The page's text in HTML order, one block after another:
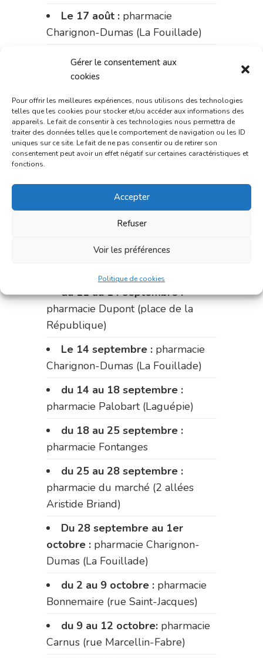
Gérer le consentement aux
cookies
Pour offrir les meilleures expériences, nous utilisons des technologies
telles que les cookies pour stocker et/ou accéder aux informations des
appareils. Le fait de consentir à ces technologies nous permettra de
traiter des données telles que le comportement de navigation ou les ID
uniques sur ce site. Le fait de ne pas consentir ou de retirer son
consentement peut avoir un effet négatif sur certaines caractéristiques et
fonctions.
Accepter
Refuser
Voir les préférences
Politique de cookies
Le 17 août : pharmacie
Charignon-Dumas (La Fouillade)
du 17 au 21 août :
pharmacie
Palobart (Laguépie)
du 21 au 28 août :pharmacie
Dupont (place de la République)
du 28 au 31 août :pharmacie
Bonnemaire (rue Saint-Jacques)
pharmacie Charignon-Dumas (La
Fouillade)
pharmacie Carnus (rue Marcellin-
du 11 au 14 septembre :
pharmacie Dupont (place de la
République)
Le 14 septembre : pharmacie
Charignon-Dumas (La Fouillade)
du 14 au 18 septembre :
pharmacie Palobart (Laguépie)
du 18 au 25 septembre :
pharmacie Fontanges
du 25 au 28 septembre :
pharmacie du marché (2 allées
Aristide Briand)
Du 28 septembre au 1er
octobre : pharmacie Charignon-
Dumas (La Fouillade)
du 2 au 9 octobre : pharmacie
Bonnemaire (rue Saint-Jacques)
du 9 au 12 octobre: pharmacie
Carnus (rue Marcellin-Fabre)